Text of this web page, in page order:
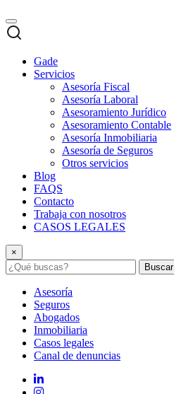
Gade
Servicios
Asesoría Fiscal
Asesoría Laboral
Asesoramiento Jurídico
Asesoramiento Contable
Asesoría Inmobiliaria
Asesoría de Seguros
Otros servicios
Blog
FAQS
Contacto
Trabaja con nosotros
CASOS LEGALES
×
Buscar
Asesoría
Seguros
Abogados
Inmobiliaria
Casos legales
Canal de denuncias